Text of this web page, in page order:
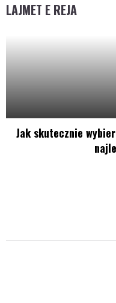
LAJMET E REJA
Jak skutecznie